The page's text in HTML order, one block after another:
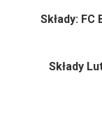
Składy:
Składy